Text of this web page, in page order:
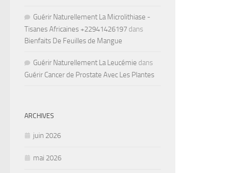
Guérir Naturellement La Microlithiase -
Tisanes Africaines +22941426197 dans
Bienfaits De Feuilles de Mangue
Guérir Naturellement La Leucémie dans
Guérir Cancer de Prostate Avec Les Plantes
ARCHIVES
juin 2026
mai 2026